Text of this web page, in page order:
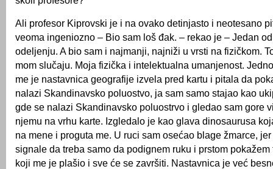
Ali profesor Kiprovski je i na ovako detinjasto i neotesano
veoma ingeniozno – Bio sam loš đak. – rekao je – Jedan
odeljenju. A bio sam i najmanji, najniži u vrsti na fizičkom.
mom slučaju. Moja fizička i intelektualna umanjenost.
me je nastavnica geografije izvela pred kartu i pitala da
nalazi Skandinavsko poluostvo, ja sam samo stajao kao
gde se nalazi Skandinavsko poluostrvo i gledao sam gore
njemu na vrhu karte. Izgledalo je kao glava dinosaurusa
na mene i proguta me. U ruci sam osećao blage žmarce,
signale da treba samo da podignem ruku i prstom
koji me je plašio i sve će se završiti. Nastavnica je već